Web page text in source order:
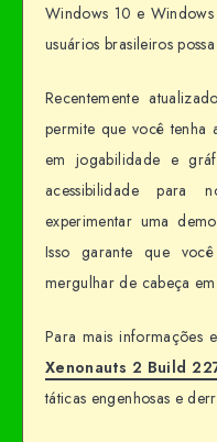
Windows 10 e
usuários brasileiros
Recentemente
permite que você tenha
em jogabilidade e
acessibilidade para
experimentar uma
Isso garante que
mergulhar de cabeça
Para mais informações
Xenonauts 2 Build
táticas engenhosas e